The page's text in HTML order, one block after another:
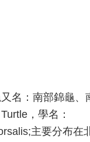
：南部錦龜、
，學名：
主要分布在